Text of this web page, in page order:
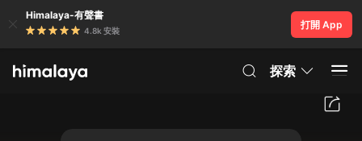
Himalaya-有聲書
4.8k 安裝
打開 App
探索